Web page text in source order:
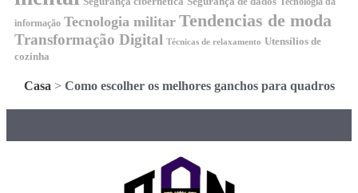
Tecnologia da
informação Tecnologia militar Tendencias de moda
Transformação Digital Técnicas de relaxamento Utensílios de
cozinha
Casa> Como escolher os melhores ganchos para quadros